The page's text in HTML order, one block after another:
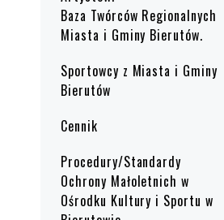
Baza Twórców Regionalnych
Miasta i Gminy Bierutów.
Sportowcy z Miasta i Gminy
Bierutów
Cennik
Procedury/Standardy
Ochrony Małoletnich w
Ośrodku Kultury i Sportu w